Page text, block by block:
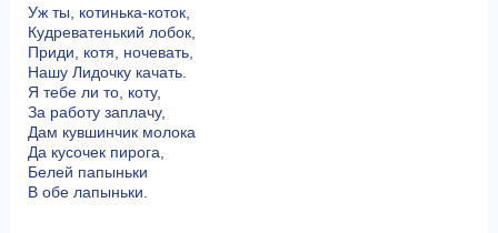
Уж ты, котинька-коток,
Кудреватенький лобок,
Приди, котя, ночевать,
Нашу Лидочку качать.
Я тебе ли то, коту,
За работу заплачу,
Дам кувшинчик молока
Да кусочек пирога,
Белей папыньки
В обе лапыньки.